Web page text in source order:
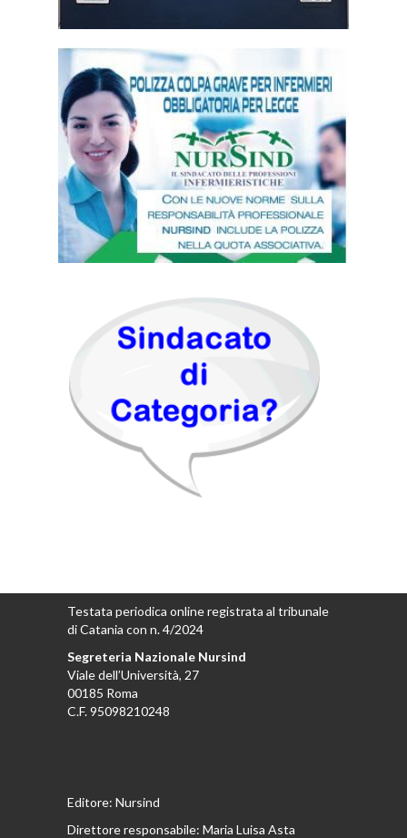
Testata periodica online registrata al tribunale
di Catania con n. 4/2024
Segreteria Nazionale Nursind
Viale dell’Università, 27
00185 Roma
C.F. 95098210248
Editore: Nursind
Direttore responsabile: Maria Luisa Asta